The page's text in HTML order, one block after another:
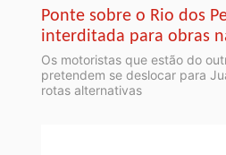
Ponte sobre o Rio dos
interditada para obras
Os motoristas que estão do
pretendem se deslocar para
rotas alternativas